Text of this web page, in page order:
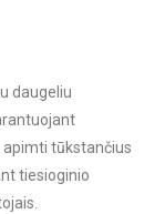
daugeliu
apimti tūkstančius
tiesioginio